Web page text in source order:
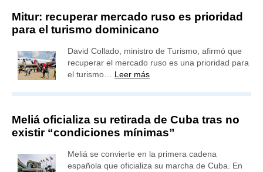
Mitur: recuperar mercado ruso es prioridad
para el turismo dominicano
David Collado, ministro de Turismo, afirmó que
recuperar el mercado ruso es una prioridad para
el turismo… Leer más
Meliá oficializa su retirada de Cuba tras no
existir “condiciones mínimas”
Meliá se convierte en la primera cadena
española que oficializa su marcha de Cuba. En